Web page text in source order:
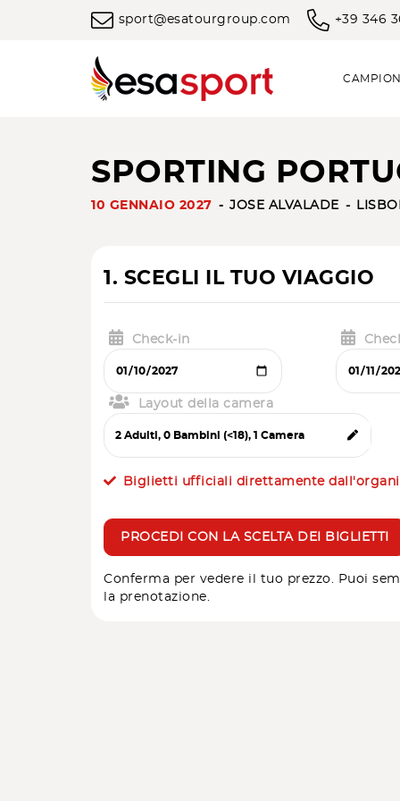
sport@esatourgroup.com +39 346
SPORTING
10 GENNAIO 2027 JOSE ALVALADE
1. SCEGLI IL TUO VIAGGIO
Check-in
Layout della camera
Biglietti ufficiali direttamente
PROCEDI CON LA SCELTA DEI BIGLIETTI
Conferma per vedere il tuo prezzo. Puoi
la prenotazione.